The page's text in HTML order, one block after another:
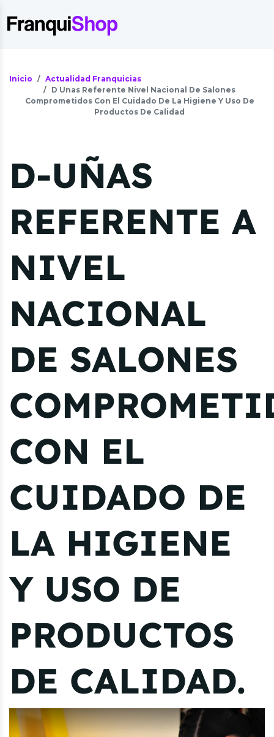
Inicio
Actualidad Franquicias
D Unas Referente Nivel Nacional De Salones
Comprometidos Con El Cuidado De La Higiene Y Uso De
Productos De Calidad
D-UÑAS
REFERENTE A
NIVEL
NACIONAL
DE SALONES
CON EL
CUIDADO DE
LA HIGIENE
Y USO DE
PRODUCTOS
DE CALIDAD.